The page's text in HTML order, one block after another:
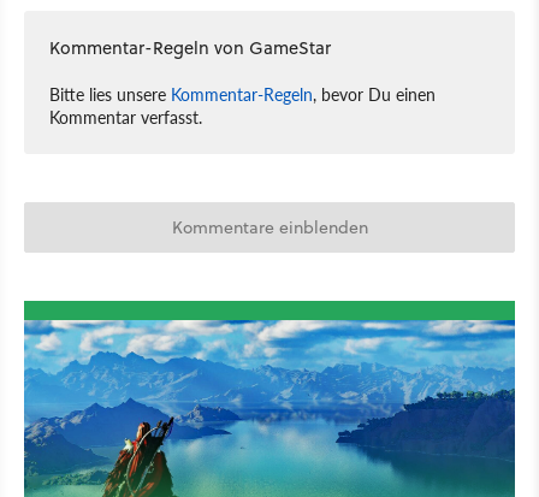
Kommentar-Regeln von GameStar
Bitte lies unsere Kommentar-Regeln, bevor Du einen
Kommentar verfasst.
Kommentare einblenden